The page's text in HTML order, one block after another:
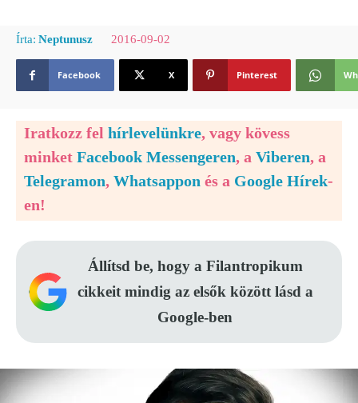
Írta: Neptunusz 2016-09-02
Facebook X Pinterest
Iratkozz fel hírlevelünkre, vagy kövess
minket Facebook Messengeren, a Viberen, a
Telegramon, Whatsappon és a Google Hírek-
en!
Állítsd be, hogy a Filantropikum
cikkeit mindig az elsők között lásd a
Google-ben